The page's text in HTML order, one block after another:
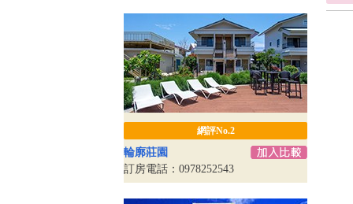
網評No.2
輪廓莊園
訂房電話：0978252543